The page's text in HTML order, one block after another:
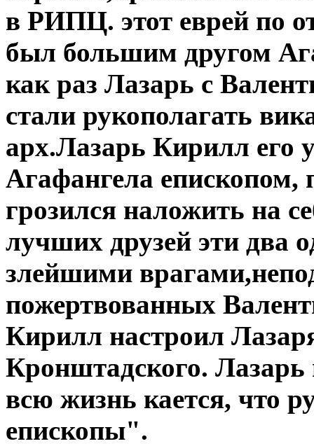
в РИПЦ. этот еврей по
был большим другом
как раз Лазарь с
стали рукополагать
арх.Лазарь Кирилл его
Агафангела епископом,
грозился наложить на
лучших друзей эти два
злейшими
пожертвованных
Кирилл настроил
Кронштадского. Лазарь
всю жизнь кается, что
епископы".